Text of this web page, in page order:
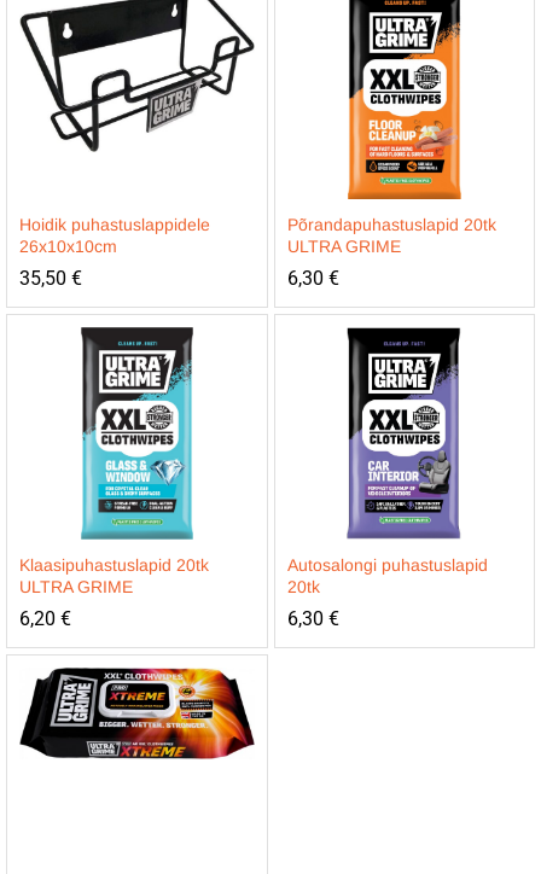
Hoidik puhastuslappidele
26x10x10cm
35,50 €
Põrandapuhastuslapid 20tk
ULTRA GRIME
6,30 €
Klaasipuhastuslapid 20tk
ULTRA GRIME
6,20 €
Autosalongi puhastuslapid
20tk
6,30 €